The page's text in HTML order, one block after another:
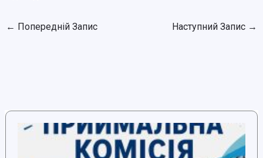
← Попередній Запис Наступний Запис →